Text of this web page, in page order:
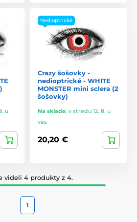
u
Nedioptrické
Crazy šošovky -
nedioptrické - WHITE
MONSTER mini sclera (2
šošovky)
Na sklade, v stredu 12. 8. u
vás
20,20 €
videli 4 produkty z 4.
1